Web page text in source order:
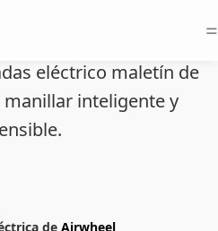
=
eléctrico maletín de
inteligente y
de Airwheel